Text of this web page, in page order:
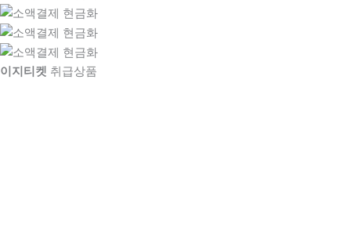
이지티켓 취급상품